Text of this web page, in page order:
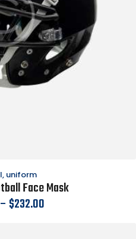
, uniform
Face Mask
– $232.00